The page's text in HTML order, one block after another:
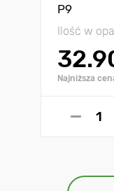
Р9
Ilość w
Najniższa